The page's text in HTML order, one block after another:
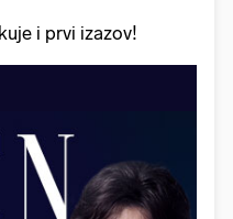
i prvi izazov!